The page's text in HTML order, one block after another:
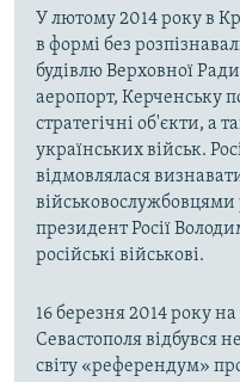
У лютому 2014 року в
в формі без
будівлю Верховної
аеропорт, Керченську
стратегічні об'єкти, а
українських військ.
відмовлялася
військовослужбовцями
президент Росії
російські військові.
16 березня 2014 року
Севастополя відбувся
світу «референдум»